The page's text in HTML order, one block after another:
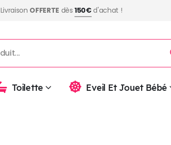
Livraison OFFERTE dès150€d'achat !
Toilette Eveil Et Jouet Bébé